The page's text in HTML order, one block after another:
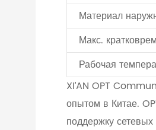
Материал
Макс.
Рабочая
XI’AN OPT
опытом в Китае.
поддержку